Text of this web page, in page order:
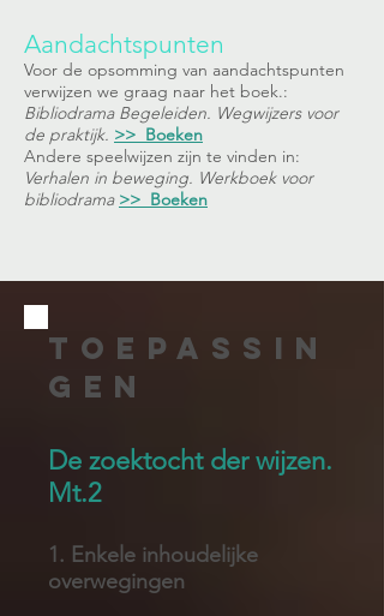
​Aandachtspunten
Voor de opsomming van aandachtspunten
verwijzen we graag naar het boek.:
Bibliodrama Begeleiden. Wegwijzers voor
de praktijk. >> Boeken
Andere speelwijzen zijn te vinden in:
Verhalen in beweging. Werkboek voor
bibliodrama >> Boeken
TOEPASSIN
GEN
De zoektocht der wijzen.
Mt.2
1. Enkele inhoudelijke
overwegingen